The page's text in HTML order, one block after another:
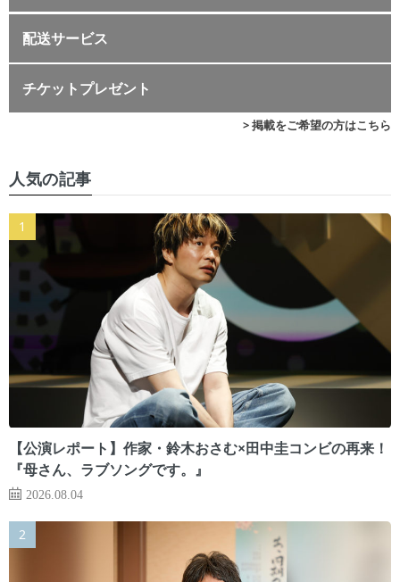
配送サービス
チケットプレゼント
> 掲載をご希望の方はこちら
人気の記事
【公演レポート】作家・鈴木おさむ×田中圭コンビの再来！
『母さん、ラブソングです。』
2026.08.04